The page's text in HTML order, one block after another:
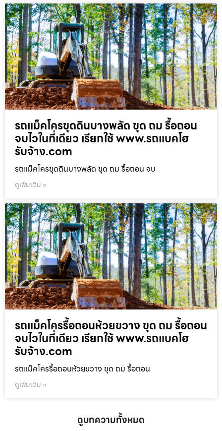
รถแม็คโครขุดดินบางพลัด ขุด ถม รื้อถอน
จบไวในที่เดียว เรียกใช้ www.รถแบคโฮ
รับจ้าง.com
รถแม็คโครขุดดินบางพลัด ขุด ถม รื้อถอน จบ
ดูเพิ่มเติม »
รถแม็คโครรื้อถอนห้วยขวาง ขุด ถม รื้อถอน
จบไวในที่เดียว เรียกใช้ www.รถแบคโฮ
รับจ้าง.com
รถแม็คโครรื้อถอนห้วยขวาง ขุด ถม รื้อถอน
ดูเพิ่มเติม »
ดูบทความทั้งหมด